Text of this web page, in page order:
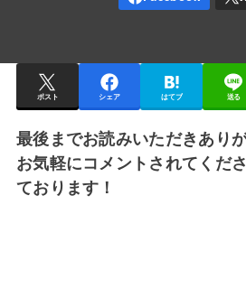
ポスト シェア はてブ 送る
最後までお読みいただきあり
お気軽にコメントされてくだ
ております！